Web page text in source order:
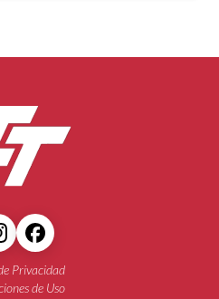
Privacidad
de Uso